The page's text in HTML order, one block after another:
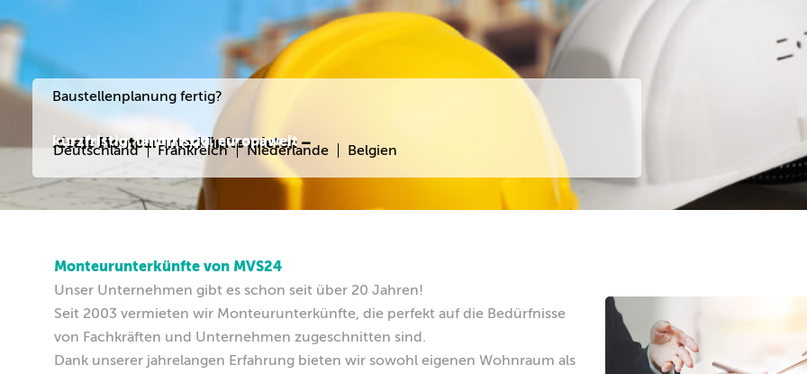
Baustellenplanung fertig?
Ideale Monteurunterkünfte mieten –
kurzfristig, langfristig, europaweit
Deutschland Frankreich Niederlande Belgien
Monteurunterkünfte von MVS24
Unser Unternehmen gibt es schon seit über 20 Jahren!
Seit 2003 vermieten wir Monteurunterkünfte, die perfekt auf die Bedürfnisse
von Fachkräften und Unternehmen zugeschnitten sind.
Dank unserer jahrelangen Erfahrung bieten wir sowohl eigenen Wohnraum als